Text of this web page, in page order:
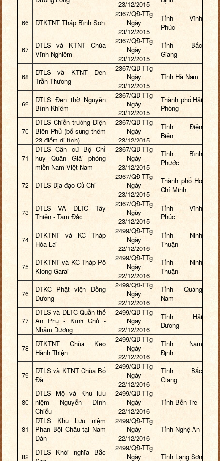
23/12/2015
66 DTKTNT Tháp Bình Sơn
2367/QĐ-TTg
Ngày
23/12/2015
Tỉnh Vĩnh
Phúc
67
DTLS và KTNT Chùa
Vĩnh Nghiêm
2367/QĐ-TTg
Ngày
23/12/2015
Tỉnh Bắc
Giang
68
DTLS và KTNT Đền
Trần Thương
2367/QĐ-TTg
Ngày
23/12/2015
Tỉnh Hà Nam
69
DTLS Đền thờ Nguyễn
Bỉnh Khiêm
2367/QĐ-TTg
Ngày
23/12/2015
Thành phố Hải
Phòng
70
DTLS Chiến trường Điện
Biên Phủ (bổ sung thêm
23 điểm di tích)
2367/QĐ-TTg
Ngày
23/12/2015
Tỉnh Điện
Biên
71
DTLS Căn cứ Bộ Chỉ
huy Quân Giải phóng
miền Nam Việt Nam
2367/QĐ-TTg
Ngày
23/12/2015
Tỉnh Bình
Phước
72 DTLS Địa đạo Củ Chi
2367/QĐ-TTg
Ngày
23/12/2015
Thành phố Hồ
Chí Minh
73
DTLS VÀ DLTC Tây
Thiên - Tam Đảo
2367/QĐ-TTg
Ngày
23/12/2015
Tỉnh Vĩnh
Phúc
74
DTKTNT và KC Tháp
Hòa Lai
2499/QĐ-TTg
Ngày
22/12/2016
Tỉnh Ninh
Thuận
75
DTKTNT và KC Tháp Pô
Klong Garai
2499/QĐ-TTg
Ngày
22/12/2016
Tỉnh Ninh
Thuận
76
DTKC Phật viện Đồng
Dương
2499/QĐ-TTg
Ngày
22/12/2016
Tỉnh Quảng
Nam
77
DTLS và DLTC Quần thể
An Phụ - Kính Chủ -
Nhẫm Dương
2499/QĐ-TTg
Ngày
22/12/2016
Tỉnh Hải
Dương
78
DTKTNT Chùa Keo
Hành Thiện
2499/QĐ-TTg
Ngày
22/12/2016
Tỉnh Nam
Định
79
DTLS và KTNT Chùa Bổ
Đà
2499/QĐ-TTg
Ngày
22/12/2016
Tỉnh Bắc
Giang
80
DTLS Mộ và Khu lưu
niệm Nguyễn Đình
Chiểu
2499/QĐ-TTg
Ngày
22/12/2016
Tỉnh Bến Tre
81
DTLS Khu Lưu niệm
Phan Bội Châu tại Nam
Đàn
2499/QĐ-TTg
Ngày
22/12/2016
Tỉnh Nghệ An
82
DTLS Khởi nghĩa Bắc
2499/QĐ-TTg
Ngày
Tỉnh Lạng Sơn